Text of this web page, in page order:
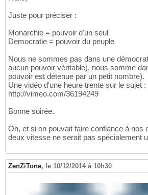
Juste pour préciser :
Monarchie = pouvoir d'un seul
Democratie = pouvoir du peuple
Nous ne sommes pas dans une
aucun pouvoir véritable), nous somme
pouvoir est détenue par un petit nombre).
Une vidéo d'une heure trente sur le sujet :
http://vimeo.com/36194249
Bonne soirée.
Oh, et si on pouvait faire confiance à nos
deux vitesse ne serait pas spécialement
ZenZiTone, le 10/12/2014 à 10h30